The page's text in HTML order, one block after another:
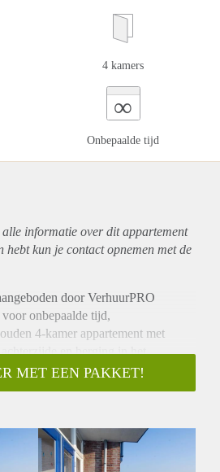
4 kamers
∞
Onbepaalde tijd
informatie over ditappartement
hebt kun je contact opnemen met de
door VerhuurPRO
onbepaalde tijd,
4-kamer appartement met
en berging in het
tweede verdieping. Het
nabij de uitvalswegen A1/ A35 en
vaste kasten, 3 slaapkamers
deuren naar het balkon aan de
MET EEN PAKKET!